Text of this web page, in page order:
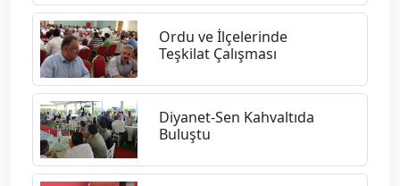
Ordu ve İlçelerinde
Teşkilat Çalışması
Diyanet-Sen Kahvaltıda
Buluştu